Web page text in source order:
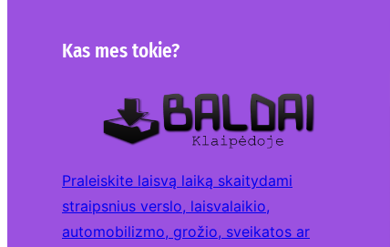
Kas mes tokie?
Praleiskite laisvą laiką skaitydami
straipsnius verslo, laisvalaikio,
automobilizmo, grožio, sveikatos ar